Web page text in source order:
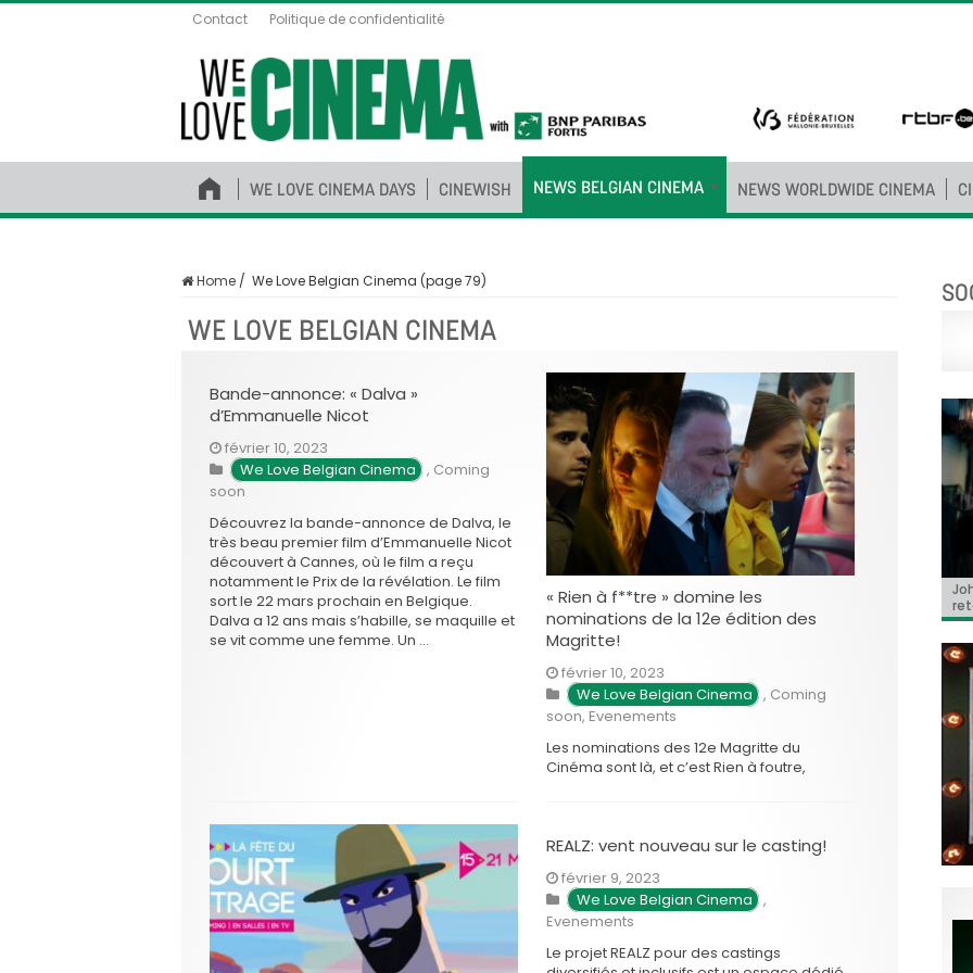
Contact Politique de confidentialité
WE LOVE CINEMA DAYS CINEWISH NEWS BELGIAN CINEMA NEWS WORLDWIDE CINEMA
Home / We Love Belgian Cinema (page 79)
WE LOVE BELGIAN CINEMA
Bande-annonce: « Dalva »
d’Emmanuelle Nicot
février 10, 2023
We Love Belgian Cinema , Coming
soon
Découvrez la bande-annonce de Dalva, le
très beau premier film d’Emmanuelle Nicot
découvert à Cannes, où le film a reçu
notamment le Prix de la révélation. Le film
sort le 22 mars prochain en Belgique.
Dalva a 12 ans mais s’habille, se maquille et
se vit comme une femme. Un …
« Rien à f**tre » domine les
nominations de la 12e édition des
Magritte!
février 10, 2023
We Love Belgian Cinema , Coming
soon, Evenements
Les nominations des 12e Magritte du
Cinéma sont là, et c’est Rien à foutre,
Dhont récolte (presque) sans surprise 10
près avec 9 …
REALZ: vent nouveau sur le casting!
février 9, 2023
We Love Belgian Cinema ,
Evenements
Le projet REALZ pour des castings
«
du
«